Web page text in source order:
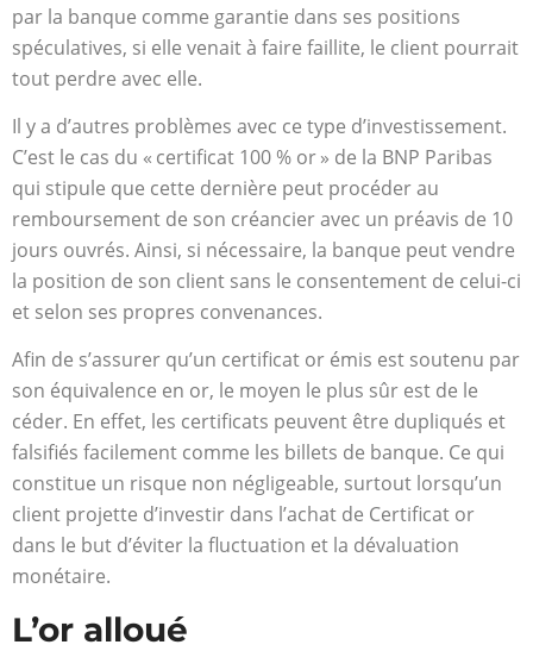
par la banque comme garantie dans ses positions
spéculatives, si elle venait à faire faillite, le client pourrait
tout perdre avec elle.
Il y a d’autres problèmes avec ce type d’investissement.
C’est le cas du « certificat 100 % or » de la BNP Paribas
qui stipule que cette dernière peut procéder au
remboursement de son créancier avec un préavis de 10
jours ouvrés. Ainsi, si nécessaire, la banque peut vendre
la position de son client sans le consentement de celui-ci
et selon ses propres convenances.
Afin de s’assurer qu’un certificat or émis est soutenu par
son équivalence en or, le moyen le plus sûr est de le
céder. En effet, les certificats peuvent être dupliqués et
falsifiés facilement comme les billets de banque. Ce qui
constitue un risque non négligeable, surtout lorsqu’un
client projette d’investir dans l’achat de Certificat or
dans le but d’éviter la fluctuation et la dévaluation
monétaire.
L’or alloué